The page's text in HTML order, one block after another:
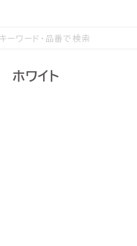
検
ホワイト